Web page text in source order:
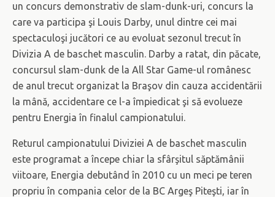
un concurs demonstrativ de slam-dunk-uri, concurs la
care va participa şi Louis Darby, unul dintre cei mai
spectaculoşi jucători ce au evoluat sezonul trecut în
Divizia A de baschet masculin. Darby a ratat, din păcate,
concursul slam-dunk de la All Star Game-ul românesc
de anul trecut organizat la Braşov din cauza accidentării
la mână, accidentare ce l-a împiedicat şi să evolueze
pentru Energia în finalul campionatului.
Returul campionatului Diviziei A de baschet masculin
este programat a începe chiar la sfârşitul săptămânii
viitoare, Energia debutând în 2010 cu un meci pe teren
propriu în compania celor de la BC Argeş Piteşti, iar în